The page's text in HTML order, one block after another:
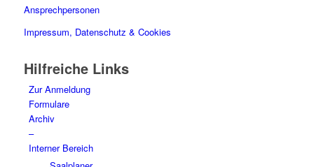
Ansprechpersonen
Impressum, Datenschutz & Cookies
Hilfreiche Links
Zur Anmeldung
Formulare
Archiv
–
Interner Bereich